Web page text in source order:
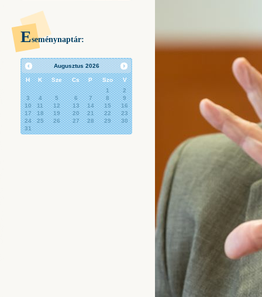
Eseménynaptár:
Augusztus 2026
H K Sze Cs P Szo
V
1
2
3
4 5 6 7 8
9
10
11 12 13 14 15
16
17
18 19 20 21 22
23
24
25 26 27 28 29
30
31